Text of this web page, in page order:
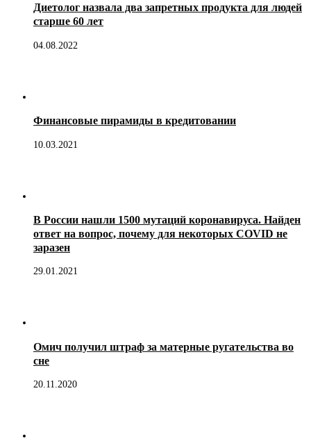
Диетолог назвала два запретных продукта для людей
старше 60 лет
04.08.2022
Финансовые пирамиды в кредитовании
10.03.2021
В России нашли 1500 мутаций коронавируса. Найден
ответ на вопрос, почему для некоторых COVID не
заразен
29.01.2021
Омич получил штраф за матерные ругательства во
сне
20.11.2020